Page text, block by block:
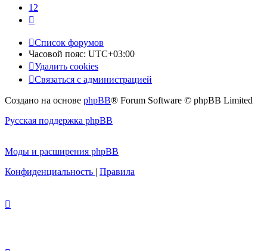
12
Список форумов
Часовой пояс: UTC+03:00
Удалить cookies
Связаться с администрацией
Создано на основе phpBB® Forum Software © phpBB Limited
Русская поддержка phpBB
Моды и расширения phpBB
Конфиденциальность | Правила